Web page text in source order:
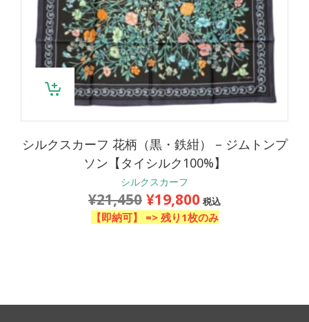
シルクスカーフ 花柄（黒・鉄紺） – ジムトンプ
ソン【タイシルク100%】
シルクスカーフ
¥21,450 元
の
価
た。
¥19,800現
在
の
す。
税込
【即納可】 => 残り1枚のみ